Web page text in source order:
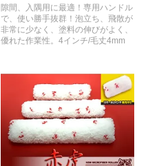
隙間、入隅用に最適！専用ハンドル
で、使い勝手抜群！泡立ち、飛散が
非常に少なく、塗料の伸びがよく、
優れた作業性。4インチ/毛丈4mm